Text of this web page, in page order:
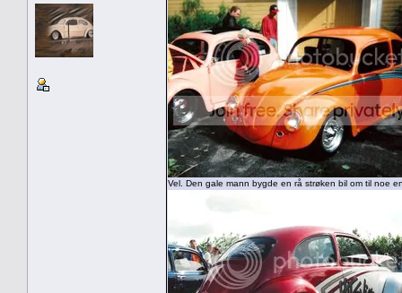
Vel. Den gale mann bygde en rå strøken bil om til noe